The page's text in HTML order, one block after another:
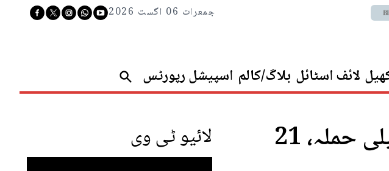
جمعرات 06 اگست 2026
لائف اسٹائل بلاگ/کالم اسپیشل رپورٹس
لبنان کے عیسائی اکثریت والے قصبے پر اسرائیلی حملہ، 21 لائیو ٹی وی